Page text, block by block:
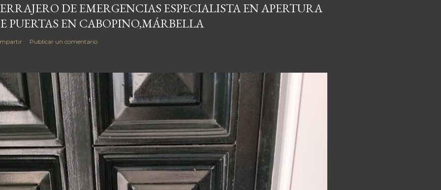
DE EMERGENCIAS ESPECIALISTA EN APERTURA
PUERTAS EN CABOPINO,MÁRBELLA
Publicar un comentario